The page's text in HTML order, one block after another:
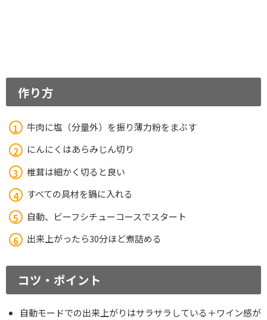
作り方
牛肉に塩（分量外）を振り薄力粉をまぶす
にんにくはあらみじん切り
椎茸は細かく切ると良い
すべての具材を鍋に入れる
自動、ビーフシチューコースでスタート
出来上がったら30分ほど煮詰める
コツ・ポイント
自動モードでの出来上がりはサラサラしている＋ワイン感が